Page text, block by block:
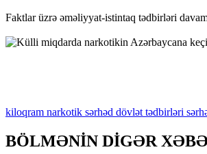
Faktlar üzrə əməliyyat-istintaq tədbirləri
kiloqram narkotik sərhəd dövlət tədbirləri
BÖLMƏNİN DİGƏR